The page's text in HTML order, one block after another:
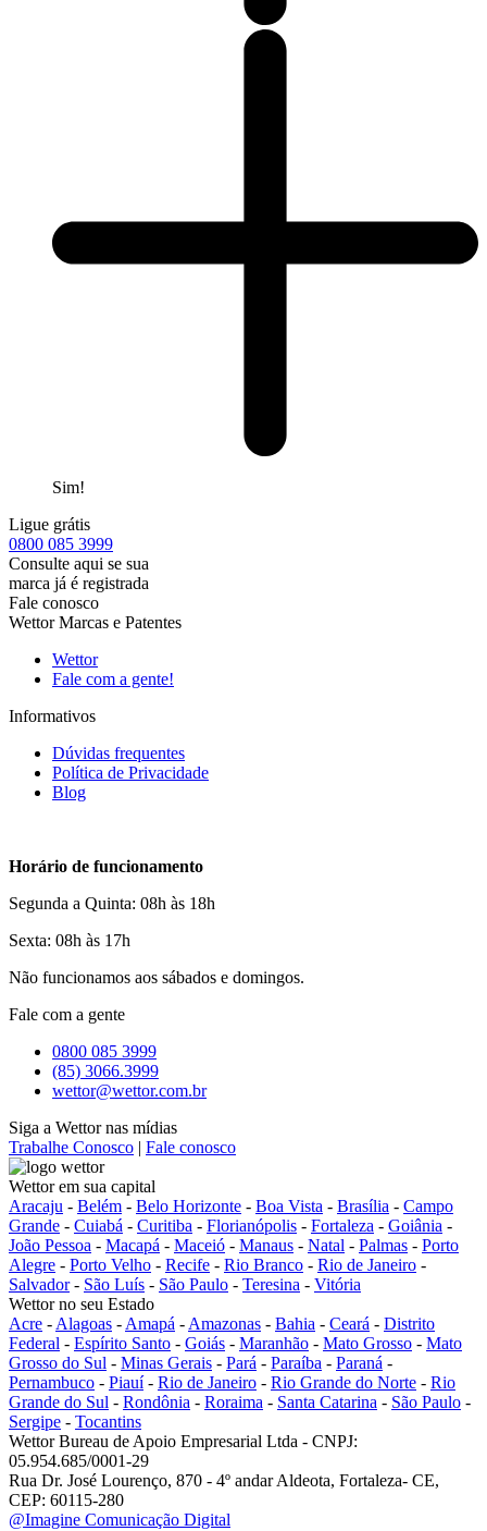
Sim!
Ligue grátis
0800 085 3999
Consulte aqui se sua
marca já é registrada
Fale conosco
Wettor Marcas e Patentes
Wettor
Fale com a gente!
Informativos
Dúvidas frequentes
Política de Privacidade
Blog
Horário de funcionamento
Segunda a Quinta: 08h às 18h
Sexta: 08h às 17h
Não funcionamos aos sábados e domingos.
Fale com a gente
0800 085 3999
(85) 3066.3999
wettor@wettor.com.br
Siga a Wettor nas mídias
Trabalhe Conosco | Fale conosco
Wettor em sua capital
Aracaju - Belém - Belo Horizonte - Boa Vista - Brasília - Campo
Grande - Cuiabá - Curitiba - Florianópolis - Fortaleza - Goiânia -
João Pessoa - Macapá - Maceió - Manaus - Natal - Palmas - Porto
Alegre - Porto Velho - Recife - Rio Branco - Rio de Janeiro -
Salvador- São Luís - São Paulo - Teresina - Vitória
Wettor no seu Estado
Acre - Alagoas - Amapá - Amazonas - Bahia - Ceará - Distrito
Federal - Espírito Santo - Goiás - Maranhão - Mato Grosso - Mato
Grosso do Sul - Minas Gerais - Pará - Paraíba - Paraná -
Pernambuco - Piauí- Rio de Janeiro - Rio Grande do Norte - Rio
Grande do Sul - Rondônia - Roraima - Santa Catarina - São Paulo -
Sergipe - Tocantins
Wettor Bureau de Apoio Empresarial Ltda - CNPJ:
05.954.685/0001-29
Rua Dr. José Lourenço, 870 - 4º andar Aldeota, Fortaleza- CE,
CEP: 60115-280
@Imagine Comunicação Digital